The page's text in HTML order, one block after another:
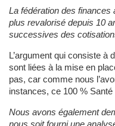
La fédération des finances
plus revalorisé depuis 10
successives des
L’argument qui consiste à
sont liées à la mise en
pas, car comme nous
instances, ce 100 %
Nous avons également